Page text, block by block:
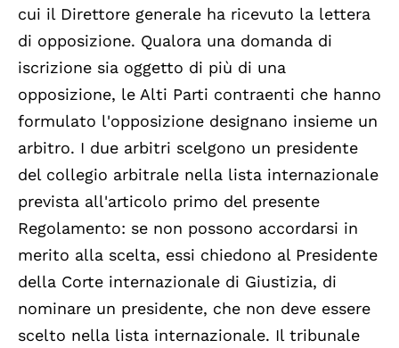
cui il Direttore generale ha ricevuto la lettera
di opposizione. Qualora una domanda di
iscrizione sia oggetto di più di una
opposizione, le Alti Parti contraenti che hanno
formulato l'opposizione designano insieme un
arbitro. I due arbitri scelgono un presidente
del collegio arbitrale nella lista internazionale
prevista all'articolo primo del presente
Regolamento: se non possono accordarsi in
merito alla scelta, essi chiedono al Presidente
della Corte internazionale di Giustizia, di
nominare un presidente, che non deve essere
scelto nella lista internazionale. Il tribunale